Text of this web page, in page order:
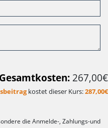
Gesamtkosten: 267,00€
kostet dieser Kurs:287,00€
die Anmelde-, Zahlungs-und